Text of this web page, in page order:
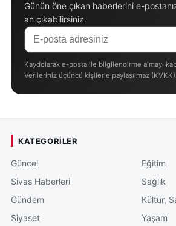
Günün öne çıkan haberlerini e-
an çıkabilirsiniz.
Kaydolarak e-posta ile bilgilendirme almayı
Verileriniz üçüncü kişilerle paylaşılmaz
KATEGORILER
Güncel
Sivas Haberleri
Gündem
Siyaset
Eğitim
Sağlık
Kültür,
Yaşam